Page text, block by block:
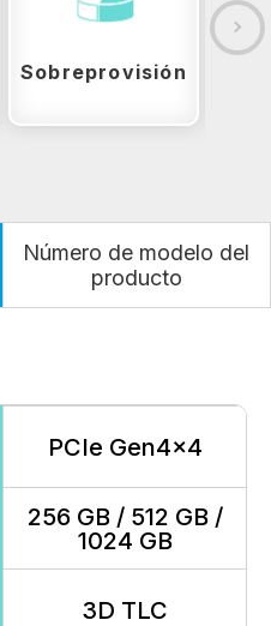
Sobreprovisión
Número de modelo del
producto
PCIe Gen4x4
256 GB / 512 GB /
1024 GB
3D TLC